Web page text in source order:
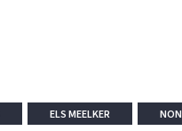
ELS MEELKER